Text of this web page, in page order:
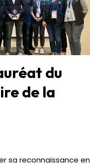
du
de la
sa reconnaissance en